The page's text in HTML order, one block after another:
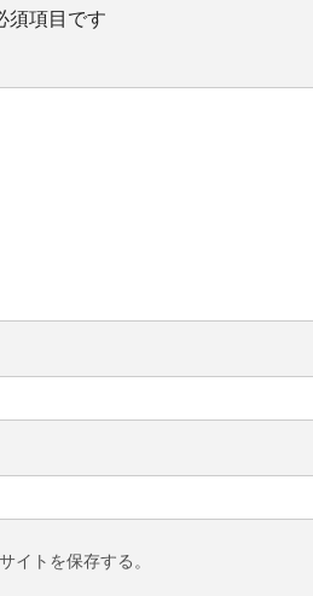
須項目です
トを保存する。